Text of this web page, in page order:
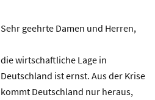
Sehr geehrte Damen und Herren,
die wirtschaftliche Lage in
Deutschland ist ernst. Aus der Krise
kommt Deutschland nur heraus,